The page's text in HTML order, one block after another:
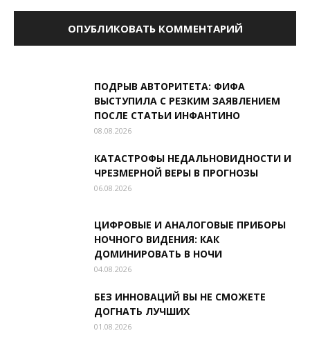
ПОДРЫВ АВТОРИТЕТА: ФИФА
ВЫСТУПИЛА С РЕЗКИМ ЗАЯВЛЕНИЕМ
ПОСЛЕ СТАТЬИ ИНФАНТИНО
08.08.2026
КАТАСТРОФЫ НЕДАЛЬНОВИДНОСТИ И
ЧРЕЗМЕРНОЙ ВЕРЫ В ПРОГНОЗЫ
06.08.2026
ЦИФРОВЫЕ И АНАЛОГОВЫЕ ПРИБОРЫ
НОЧНОГО ВИДЕНИЯ: КАК
ДОМИНИРОВАТЬ В НОЧИ
04.08.2026
БЕЗ ИННОВАЦИЙ ВЫ НЕ СМОЖЕТЕ
ДОГНАТЬ ЛУЧШИХ
01.08.2026